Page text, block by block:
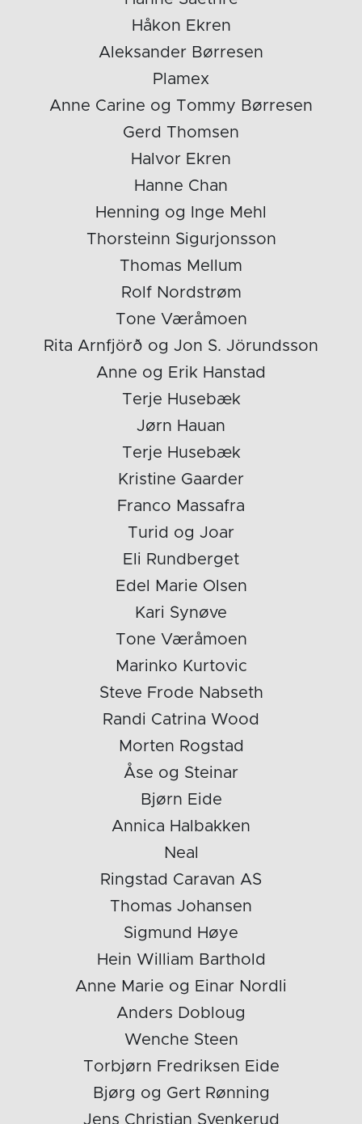
Håkon Ekren
Aleksander Børresen
Plamex
Anne Carine og Tommy Børresen
Gerd Thomsen
Halvor Ekren
Hanne Chan
Henning og Inge Mehl
Thorsteinn Sigurjonsson
Thomas Mellum
Rolf Nordstrøm
Tone Væråmoen
Rita Arnfjörð og Jon S. Jörundsson
Anne og Erik Hanstad
Terje Husebæk
Jørn Hauan
Terje Husebæk
Kristine Gaarder
Franco Massafra
Turid og Joar
Eli Rundberget
Edel Marie Olsen
Kari Synøve
Tone Væråmoen
Marinko Kurtovic
Steve Frode Nabseth
Randi Catrina Wood
Morten Rogstad
Åse og Steinar
Bjørn Eide
Annica Halbakken
Neal
Ringstad Caravan AS
Thomas Johansen
Sigmund Høye
Hein William Barthold
Anne Marie og Einar Nordli
Anders Dobloug
Wenche Steen
Torbjørn Fredriksen Eide
Bjørg og Gert Rønning
Jens Christian Svenkerud